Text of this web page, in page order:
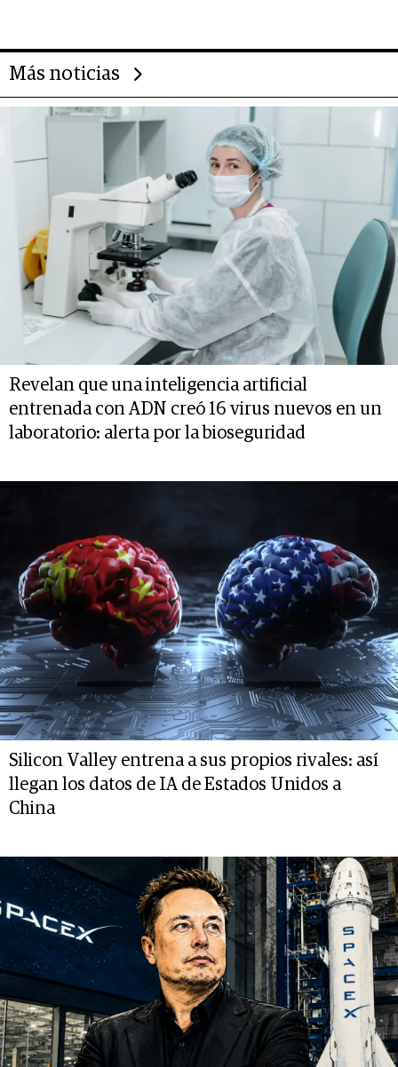
Más noticias
Revelan que una inteligencia artificial
entrenada con ADN creó 16 virus nuevos en un
laboratorio: alerta por la bioseguridad
Silicon Valley entrena a sus propios rivales: así
llegan los datos de IA de Estados Unidos a
China